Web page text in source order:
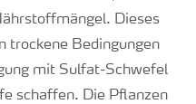
Dieses
trockene Bedingungen
mit Sulfat-Schwefel
schaffen. Die Pflanzen